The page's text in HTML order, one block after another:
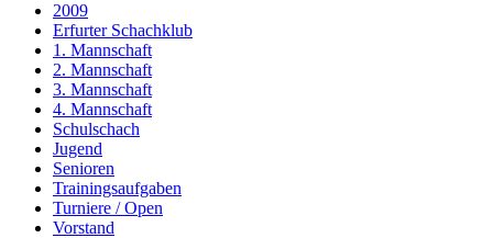
2009
Erfurter Schachklub
1. Mannschaft
2. Mannschaft
3. Mannschaft
4. Mannschaft
Schulschach
Jugend
Senioren
Trainingsaufgaben
Turniere / Open
Vorstand